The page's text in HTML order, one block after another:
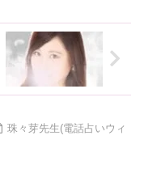
珠々芽先生(電話占いウィ